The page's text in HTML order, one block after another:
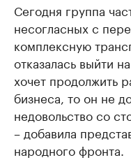
Сегодня группа
несогласных с
комплексную
отказалась выйти
хочет продолжить
бизнеса, то он не
недовольство со
– добавила
народного фронта.